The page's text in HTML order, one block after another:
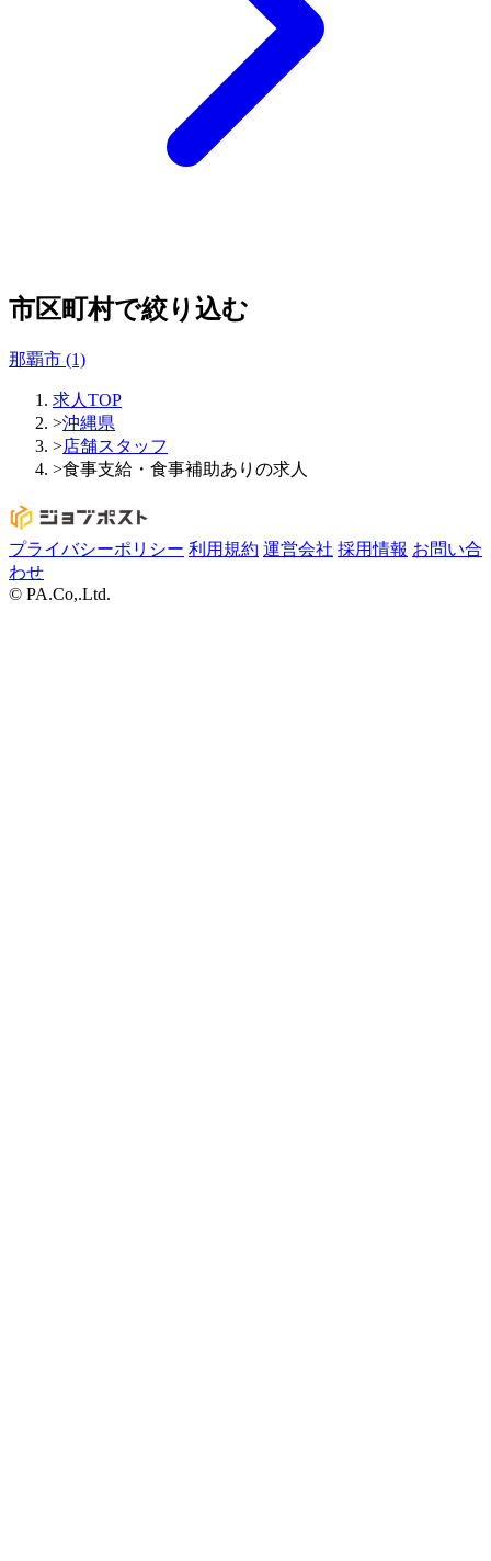
市区町村で絞り込む
那覇市 (1)
求人TOP
>沖縄県
>店舗スタッフ
>食事支給・食事補助ありの求人
プライバシーポリシー 利用規約 運営会社 採用情報 お問い合
わせ
© PA.Co,.Ltd.